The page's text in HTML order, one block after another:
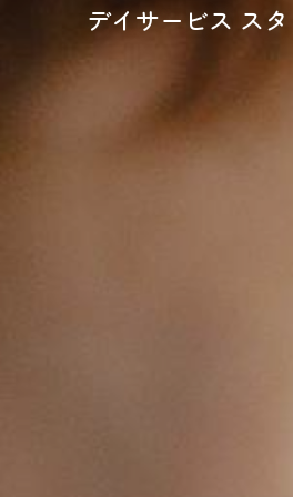
デイサービス ス